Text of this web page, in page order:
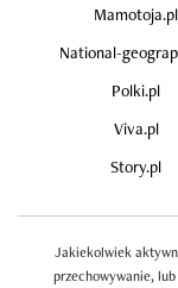
Mamotoja.pl
National-
Polki.pl
Viva.pl
Story.pl
Jakiekolwiek
przechowywanie,